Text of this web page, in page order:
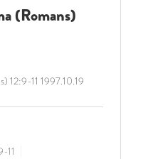
(Romans)
12:9-11 1997.10.19
11